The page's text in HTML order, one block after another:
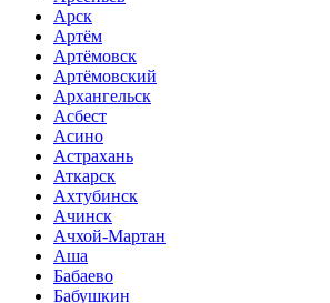
Арск
Артём
Артёмовск
Артёмовский
Архангельск
Асбест
Асино
Астрахань
Аткарск
Ахтубинск
Ачинск
Ачхой-Мартан
Аша
Бабаево
Бабушкин